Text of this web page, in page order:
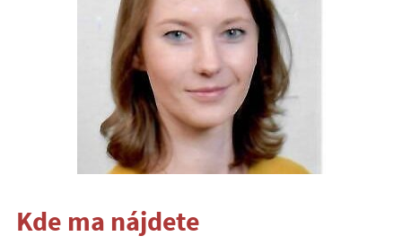
Kde ma nájdete